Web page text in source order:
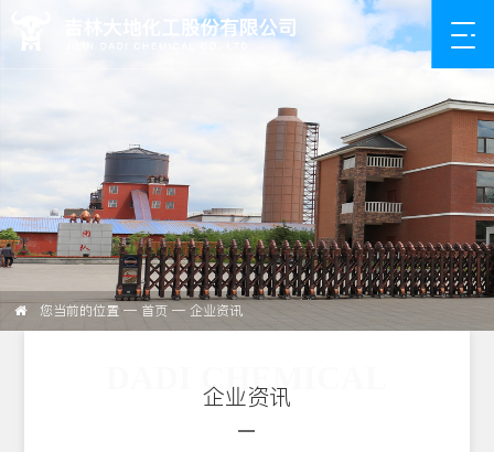
您当前的位置 — 首页 — 企业资讯
DADI CHEMICAL
企业资讯